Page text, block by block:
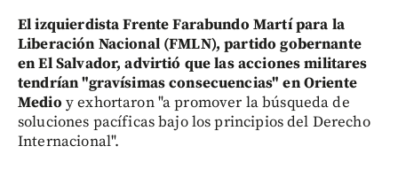
El izquierdista Frente Farabundo Martí para la
Liberación Nacional (FMLN), partido gobernante
en El Salvador, advirtió que las acciones militares
tendrían "gravísimas consecuencias" en Oriente
Medio y exhortaron "a promover la búsqueda de
soluciones pacíficas bajo los principios del Derecho
Internacional".